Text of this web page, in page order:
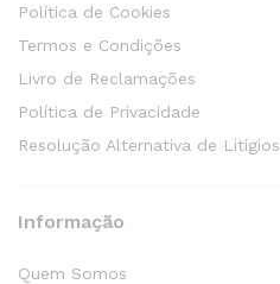
Política de Cookies
Termos e Condições
Livro de Reclamações
Política de Privacidade
Resolução Alternativa de Litígios
Informação
Quem Somos